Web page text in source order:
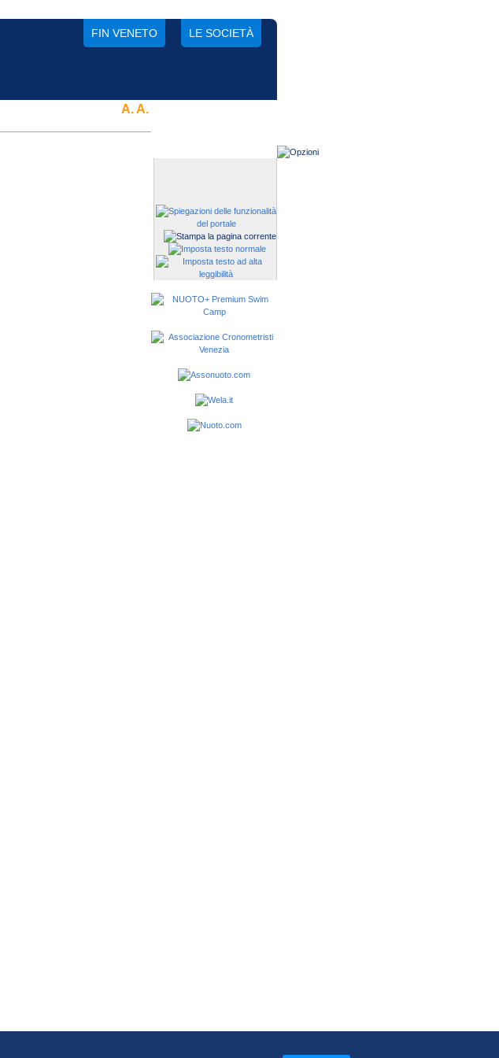
FIN VENETO LE SOCIETÀ
A. A.